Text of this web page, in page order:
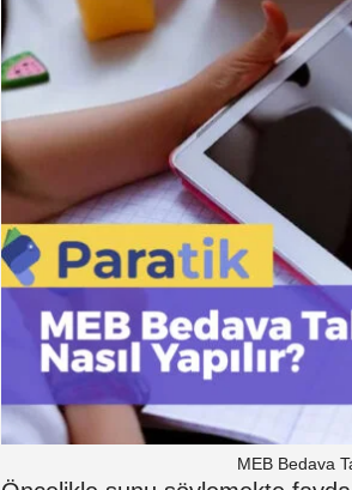
MEB Bedava